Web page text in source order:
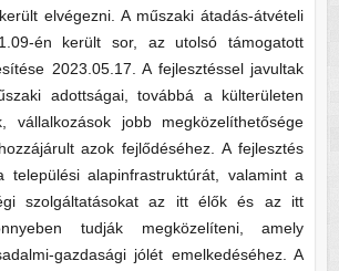
elvégezni. A műszaki átadás-átvételi
én került sor, az utolsó támogatott
2023.05.17. A fejlesztéssel javultak
adottságai, továbbá a külterületen
vállalkozások jobb megközelíthetősége
azok fejlődéséhez. A fejlesztés
települési alapinfrastruktúrát, valamint a
szolgáltatásokat az itt élők és az itt
tudják megközelíteni, amely
gazdasági jólét emelkedéséhez. A